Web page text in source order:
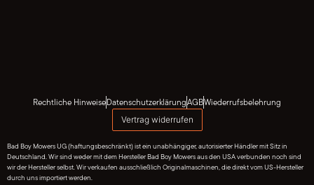
Rechtliche HinweiseDatenschutzerklärungAGBWiederrufsbelehrung
Vertrag widerrufen
Bad Boy Mowers UG (haftungsbeschränkt) ist ein unabhängiger, autorisierter Händler mit Sitz in
Deutschland. Wir sind weder mit dem Hersteller Bad Boy Mowers aus den USA verbunden noch sind
wir der Hersteller selbst. Wir verkaufen ausschließlich Originalmaschinen, die direkt vom US-Hersteller
durch uns importiert werden.